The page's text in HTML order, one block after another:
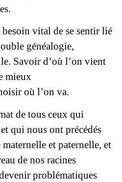
vital de se sentir lié
généalogie,
Savoir d’où l’on vient
mieux
où l’on va.
de tous ceux qui
qui nous ont précédés
et paternelle, et
de nos racines
problématiques